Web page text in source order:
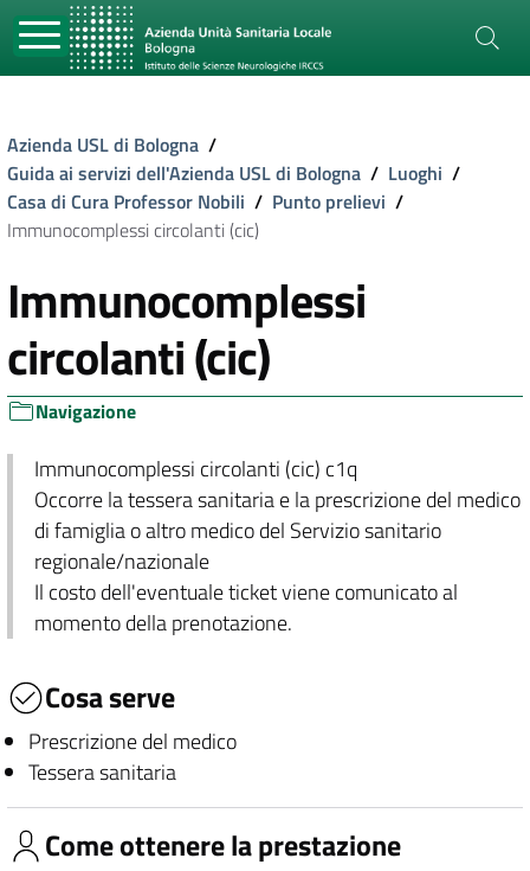
Azienda USL di Bologna /
Guida ai servizi dell'Azienda USL di Bologna / Luoghi /
Casa di Cura Professor Nobili / Punto prelievi /
Immunocomplessi circolanti (cic)
Immunocomplessi
circolanti (cic)
Navigazione
Immunocomplessi circolanti (cic) c1q
Occorre la tessera sanitaria e la prescrizione del medico
di famiglia o altro medico del Servizio sanitario
regionale/nazionale
Il costo dell'eventuale ticket viene comunicato al
momento della prenotazione.
Cosa serve
Prescrizione del medico
Tessera sanitaria
Come ottenere la prestazione